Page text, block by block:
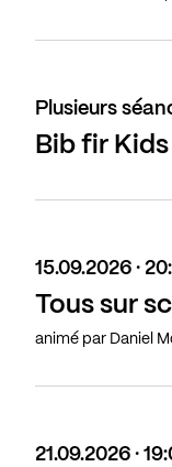
Plusieurs
Bib fir Kids
15.09.2026 ·
Tous sur
animé par Daniel
21.09.2026 ·